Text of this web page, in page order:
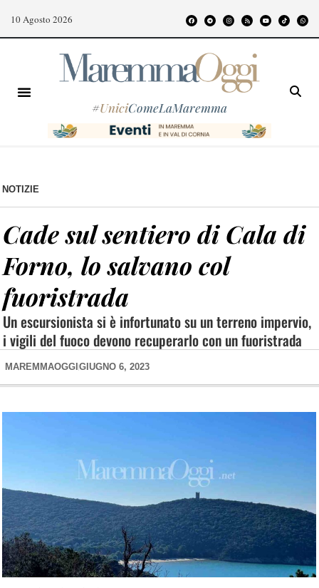
10 Agosto 2026
#UniciComeLaMaremma
NOTIZIE
Cade sul sentiero di Cala di
Forno, lo salvano col
fuoristrada
Un escursionista si è infortunato su un terreno impervio,
i vigili del fuoco devono recuperarlo con un fuoristrada
MAREMMAOGGI GIUGNO 6, 2023